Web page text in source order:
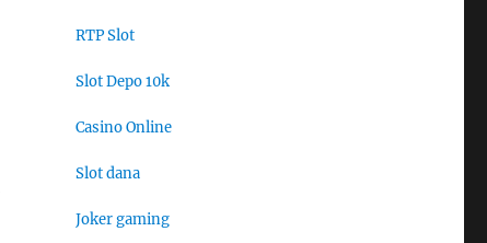
RTP Slot
Slot Depo 10k
Casino Online
Slot dana
Joker gaming